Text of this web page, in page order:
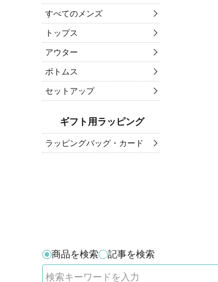
すべてのメンズ
トップス
アウター
ボトムス
セットアップ
ギフト用ラッピング
ラッピングバッグ・カード
商品を検索 記事を検索